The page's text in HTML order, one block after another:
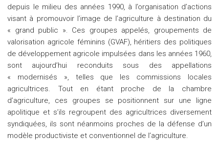
depuis le milieu des années 1990, à l’organisation d’actions
visant à promouvoir l’image de l’agriculture à destination du
« grand public ». Ces groupes appelés, groupements de
valorisation agricole féminins (GVAF), héritiers des politiques
de développement agricole impulsées dans les années 1960,
sont aujourd’hui reconduits sous des appellations
« modernisés », telles que les commissions locales
agricultrices. Tout en étant proche de la chambre
d’agriculture, ces groupes se positionnent sur une ligne
apolitique et s’ils regroupent des agricultrices diversement
syndiquées, ils sont néanmoins proches de la défense d’un
modèle productiviste et conventionnel de l’agriculture.